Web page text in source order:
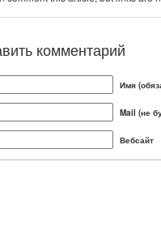
комментарий
Имя
Mail (не
Вебсайт